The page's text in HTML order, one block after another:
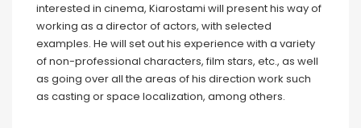
interested in cinema, Kiarostami will present his way of
working as a director of actors, with selected
examples. He will set out his experience with a variety
of non-professional characters, film stars, etc., as well
as going over all the areas of his direction work such
as casting or space localization, among others.